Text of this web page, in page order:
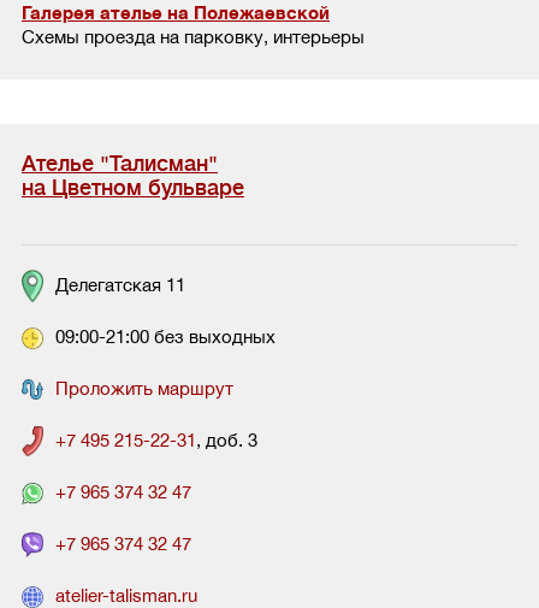
Галерея ателье на Полежаевской
Схемы проезда на парковку, интерьеры
Ателье "Талисман"
на Цветном бульваре
Делегатская 11
09:00-21:00 без выходных
Проложить маршрут
+7 495 215-22-31 , доб. 3
+7 965 374 32 47
+7 965 374 32 47
atelier-talisman.ru